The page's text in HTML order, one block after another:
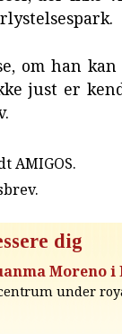
om han
just er
AMIGOS.
.
dig
Moreno
under